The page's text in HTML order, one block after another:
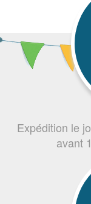
Expédition le
avant